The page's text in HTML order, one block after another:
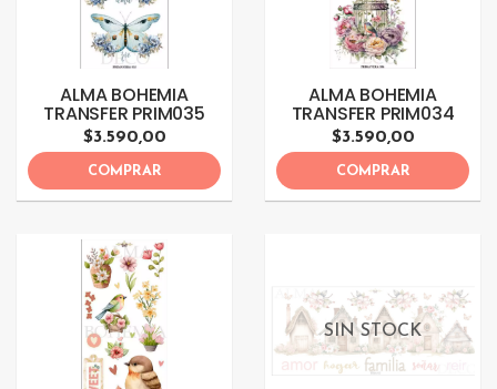
ALMA BOHEMIA
TRANSFER PRIM035
$3.590,00
COMPRAR
ALMA BOHEMIA
TRANSFER PRIM034
$3.590,00
COMPRAR
SIN STOCK